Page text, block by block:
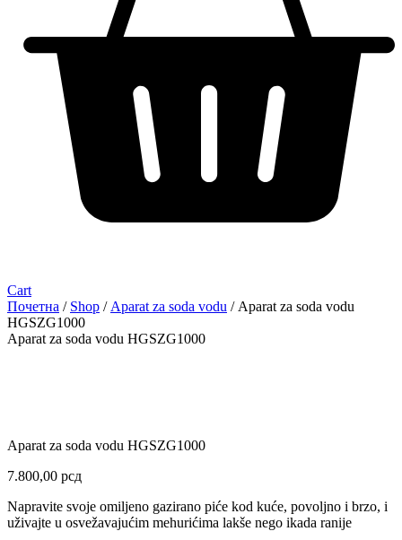
Cart
Почетна / Shop / Aparat za soda vodu / Aparat za soda vodu
HGSZG1000
Aparat za soda vodu HGSZG1000
Aparat za soda vodu HGSZG1000
7.800,00 рсд
Napravite svoje omiljeno gazirano piće kod kuće, povoljno i brzo, i
uživajte u osvežavajućim mehurićima lakše nego ikada ranije